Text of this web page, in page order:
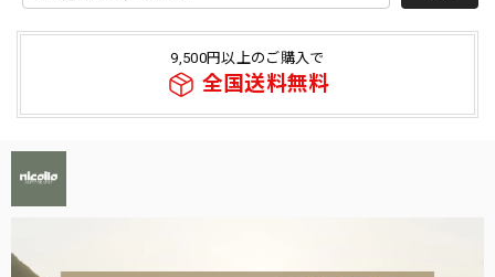
9,500円以上のご購入で
全国送料無料